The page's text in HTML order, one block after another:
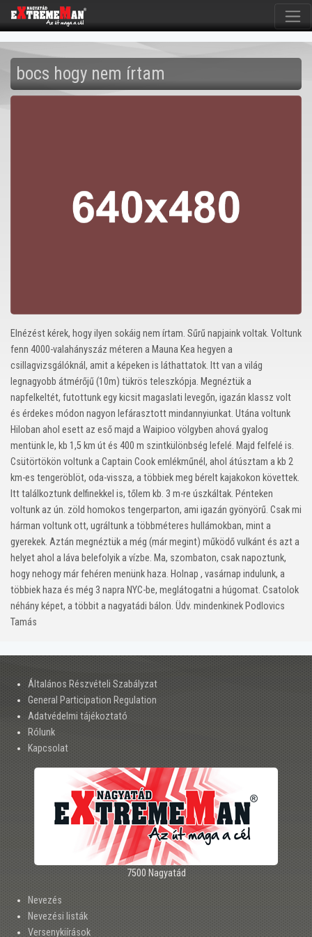
bocs hogy nem írtam
Elnézést kérek, hogy ilyen sokáig nem írtam. Sűrű napjaink voltak. Voltunk
fenn 4000-valahányszáz méteren a Mauna Kea hegyen a
csillagvizsgálóknál, amit a képeken is láthattatok. Itt van a világ
legnagyobb átmérőjű (10m) tükrös teleszkópja. Megnéztük a
napfelkeltét, futottunk egy kicsit magaslati levegőn, igazán klassz volt
és érdekes módon nagyon lefárasztott mindannyiunkat. Utána voltunk
Hiloban ahol esett az eső majd a Waipioo völgyben ahová gyalog
mentünk le, kb 1,5 km út és 400 m szintkülönbség lefelé. Majd felfelé is.
Csütörtökön voltunk a Captain Cook emlékműnél, ahol átúsztam a kb 2
km-es tengeröblöt, oda-vissza, a többiek meg bérelt kajakokon követtek.
Itt találkoztunk delfinekkel is, tőlem kb. 3 m-re úszkáltak. Pénteken
voltunk az ún. zöld homokos tengerparton, ami igazán gyönyörű. Csak mi
hárman voltunk ott, ugráltunk a többméteres hullámokban, mint a
gyerekek. Aztán megnéztük a még (már megint) működő vulkánt és azt a
helyet ahol a láva belefolyik a vízbe. Ma, szombaton, csak napoztunk,
hogy nehogy már fehéren menünk haza. Holnap , vasárnap indulunk, a
többiek haza és még 3 napra NYC-be, meglátogatni a húgomat. Csatolok
néhány képet, a többit a nagyatádi bálon. Üdv. mindenkinek Podlovics
Tamás
Általános Részvételi Szabályzat
General Participation Regulation
Adatvédelmi tájékoztató
Rólunk
Kapcsolat
7500 Nagyatád
Nevezés
Nevezési listák
Versenykiírások